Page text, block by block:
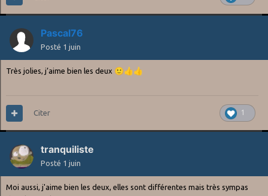
Pascal76
Posté 1 juin
Très jolies, j’aime bien les deux 🙂👍👍
1
Citer
tranquiliste
Posté 1 juin
Moi aussi, j'aime bien les deux, elles sont différentes mais très sympas